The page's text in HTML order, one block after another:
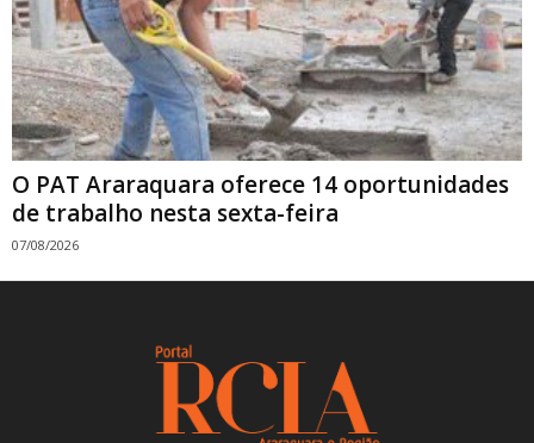
O PAT Araraquara oferece 14 oportunidades
de trabalho nesta sexta-feira
07/08/2026